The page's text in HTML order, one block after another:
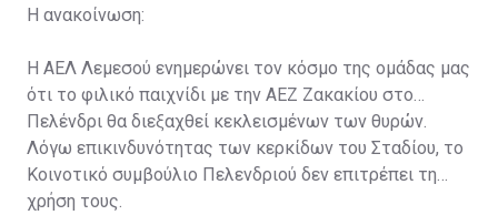
Η ανακοίνωση:
Η ΑΕΛ Λεμεσού ενημερώνει τον κόσμο της ομάδας μας
ότι το φιλικό παιχνίδι με την ΑΕΖ Ζακακίου στο
Πελένδρι θα διεξαχθεί κεκλεισμένων των θυρών.
Λόγω επικινδυνότητας των κερκίδων του Σταδίου, το
Κοινοτικό συμβούλιο Πελενδριού δεν επιτρέπει τη
χρήση τους.